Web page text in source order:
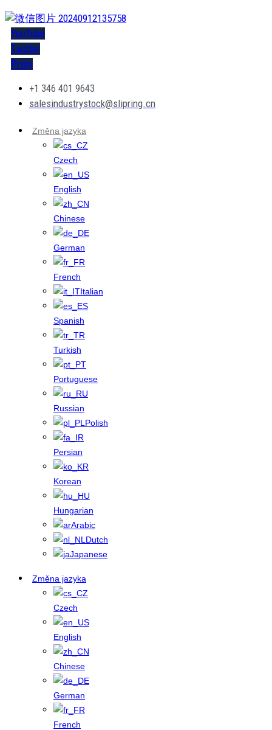
YouTube
Twitter
Prvky
+1 346 401 9643
salesindustrystock@slipring.cn
Změna jazyka
Czech
English
Chinese
German
French
Italian
Spanish
Turkish
Portuguese
Russian
Polish
Persian
Korean
Hungarian
Arabic
Dutch
Japanese
Změna jazyka
Czech
English
Chinese
German
French